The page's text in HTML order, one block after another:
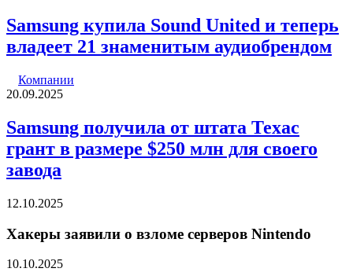
Samsung купила Sound United и теперь
владеет 21 знаменитым аудиобрендом
Компании
20.09.2025
Samsung получила от штата Техас
грант в размере $250 млн для своего
завода
12.10.2025
Хакеры заявили о взломе серверов Nintendo
10.10.2025